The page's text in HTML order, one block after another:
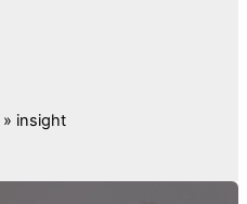
insight